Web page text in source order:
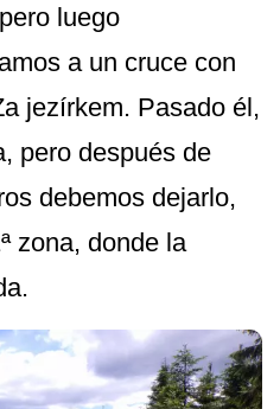
luego
a un cruce con
jezírkem. Pasado él,
pero después de
debemos dejarlo,
zona, donde la